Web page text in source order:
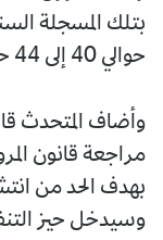
بتلك المسجلة
حوالي 40 إلى 44 حالة وفاة أسبوعيا.
وأضاف المتحدث
مراجعة قانون
بهدف الحد من
وسيدخل حيز